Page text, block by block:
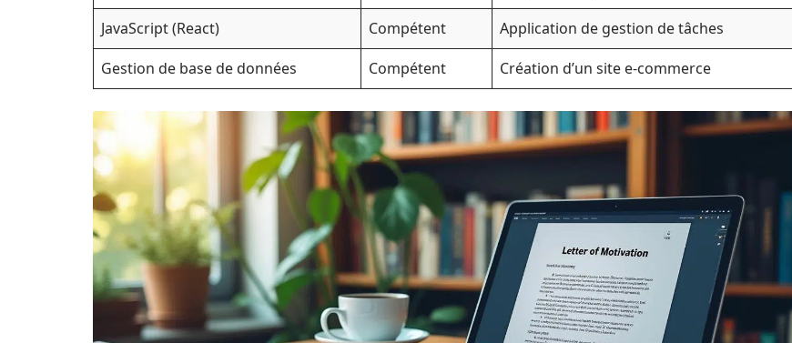
JavaScript (React)
Compétent
Application de gestion de tâches
Gestion de base de données
Compétent Création d’un site e-commerce